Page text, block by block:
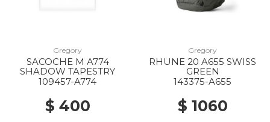
Gregory
SACOCHE M A774
SHADOW TAPESTRY
109457-A774
$ 400
Gregory
RHUNE 20 A655 SWISS
GREEN
143375-A655
$ 1060